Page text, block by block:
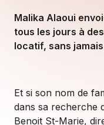
Malika Alaoui
tous les jours à
locatif, sans
Et si son nom de
dans sa recherche
Benoit St-Marie,